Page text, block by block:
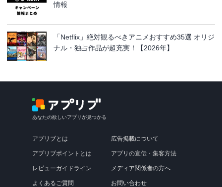
情報
「Netflix」絶対観るべきアニメおすすめ35選 オリジ
ナル・独占作品が超充実！【2026年】
あなたの欲しいアプリが見つかる
アプリブとは
アプリブポイントとは
レビューガイドライン
よくあるご質問
広告掲載について
アプリの宣伝・集客方法
メディア関係者の方へ
お問い合わせ